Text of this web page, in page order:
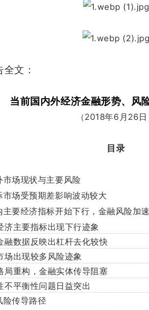
文：
当前国内外经济金融形势、风
（2018年6月26日
目录
市场现状与主要风险
市场受预期差影响波动较大
主要经济指标开始下行，金融风险加
济主要指标出现下行迹象
融数据反映出杠杆去化较快
场出现较多风险迹象
局重构，金融实体传导阻塞
不平衡性问题日益突出
险传导路径